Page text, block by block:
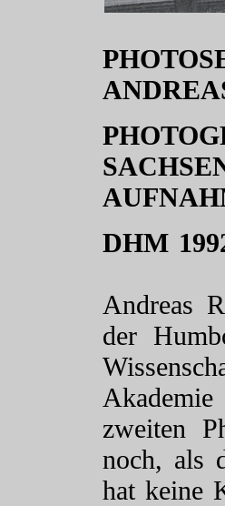
DHM
Andreas
der
zweiten
noch, als
hat keine